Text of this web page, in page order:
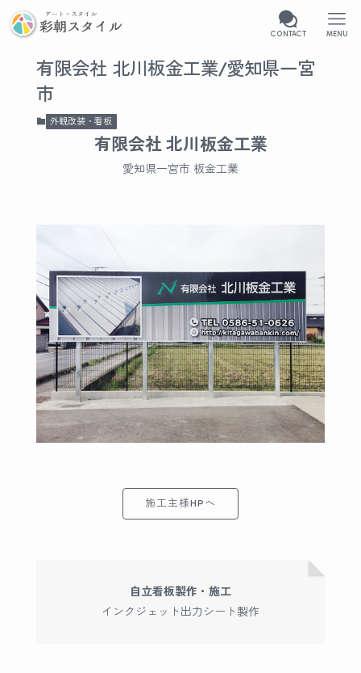
CONTACT MENU
有限会社 北川板金工業/愛知県一宮
市
外観改装・看板
有限会社 北川板金工業
愛知県一宮市 板金工業
施工主様HPへ
自立看板製作・施工
インクジェット出力シート製作